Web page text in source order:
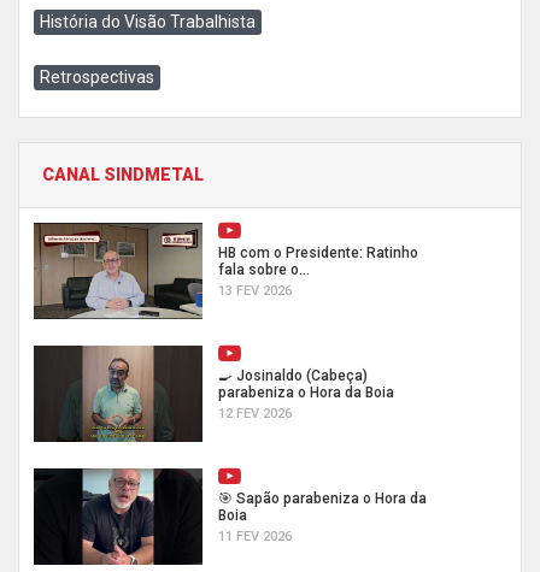
História do Visão Trabalhista
Retrospectivas
CANAL SINDMETAL
HB com o Presidente: Ratinho
fala sobre o...
13 FEV 2026
🍳 Josinaldo (Cabeça)
parabeniza o Hora da Boia
12 FEV 2026
🎯 Sapão parabeniza o Hora da
Boia
11 FEV 2026